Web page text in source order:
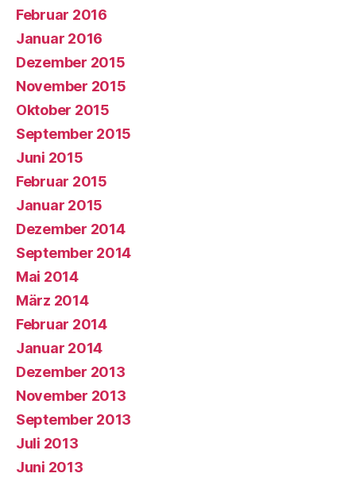
Februar 2016
Januar 2016
Dezember 2015
November 2015
Oktober 2015
September 2015
Juni 2015
Februar 2015
Januar 2015
Dezember 2014
September 2014
Mai 2014
März 2014
Februar 2014
Januar 2014
Dezember 2013
November 2013
September 2013
Juli 2013
Juni 2013